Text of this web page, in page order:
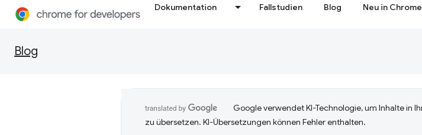
Dokumentation Fallstudien Blog Neu in Chrome
Blog
Google verwendet KI-Technologie, um Inhalte in
zu übersetzen. KI-Übersetzungen können Fehler enthalten.